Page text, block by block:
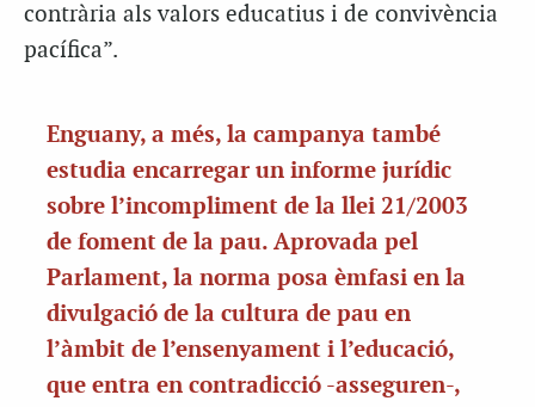
contrària als valors educatius i de convivència
pacífica”.
Enguany, a més, la campanya també
estudia encarregar un informe jurídic
sobre l’incompliment de la llei 21/2003
de foment de la pau. Aprovada pel
Parlament, la norma posa èmfasi en la
divulgació de la cultura de pau en
l’àmbit de l’ensenyament i l’educació,
que entra en contradicció -asseguren-,